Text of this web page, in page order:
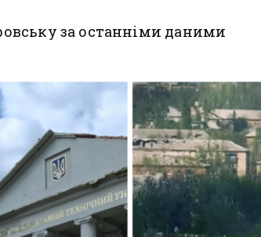
за останніми даними